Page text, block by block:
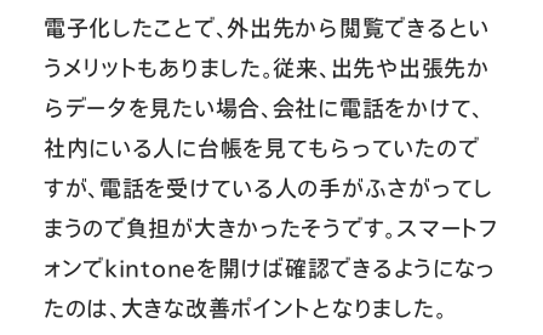
電子化したことで、外出先から閲覧できるとい
うメリットもありました。従来、出先や出張先か
らデータを見たい場合、会社に電話をかけて、
社内にいる人に台帳を見てもらっていたので
すが、電話を受けている人の手がふさがってし
まうので負担が大きかったそうです。スマートフ
ォンでkintoneを開けば確認できるようになっ
たのは、大きな改善ポイントとなりました。